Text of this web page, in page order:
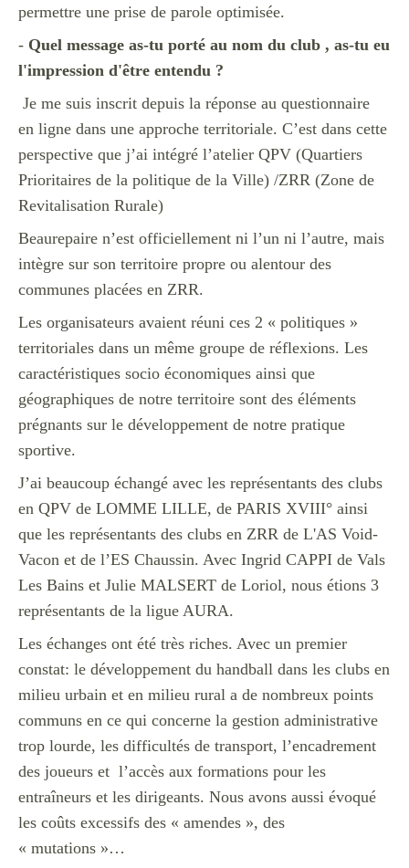
permettre une prise de parole optimisée.
- Quel message as-tu porté au nom du club , as-tu eu
l'impression d'être entendu ?
Je me suis inscrit depuis la réponse au questionnaire
en ligne dans une approche territoriale. C’est dans cette
perspective que j’ai intégré l’atelier QPV (Quartiers
Prioritaires de la politique de la Ville) /ZRR (Zone de
Revitalisation Rurale)
Beaurepaire n’est officiellement ni l’un ni l’autre, mais
intègre sur son territoire propre ou alentour des
communes placées en ZRR.
Les organisateurs avaient réuni ces 2 « politiques »
territoriales dans un même groupe de réflexions. Les
caractéristiques socio économiques ainsi que
géographiques de notre territoire sont des éléments
prégnants sur le développement de notre pratique
sportive.
J’ai beaucoup échangé avec les représentants des clubs
en QPV de LOMME LILLE, de PARIS XVIII° ainsi
que les représentants des clubs en ZRR de L'AS Void-
Vacon et de l’ES Chaussin. Avec Ingrid CAPPI de Vals
Les Bains et Julie MALSERT de Loriol, nous étions 3
représentants de la ligue AURA.
Les échanges ont été très riches. Avec un premier
constat: le développement du handball dans les clubs en
milieu urbain et en milieu rural a de nombreux points
communs en ce qui concerne la gestion administrative
trop lourde, les difficultés de transport, l’encadrement
des joueurs et l’accès aux formations pour les
entraîneurs et les dirigeants. Nous avons aussi évoqué
les coûts excessifs des « amendes », des
« mutations »…